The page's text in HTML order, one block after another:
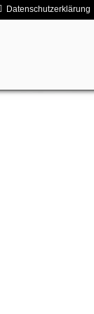
Datenschutzerklärung